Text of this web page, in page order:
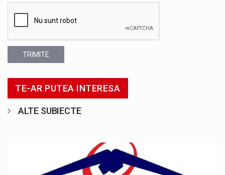
TRIMITE
TE-AR PUTEA INTERESA
ALTE SUBIECTE